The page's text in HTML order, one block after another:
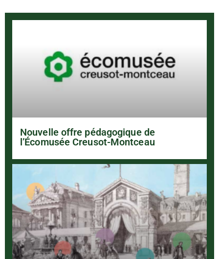
Nouvelle offre pédagogique de
l’Écomusée Creusot-Montceau